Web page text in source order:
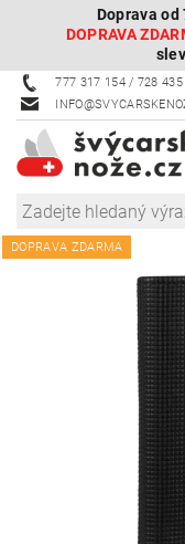
Doprava od
DOPRAVA
777 317 154 / 728 435
DOPRAVA ZDARMA